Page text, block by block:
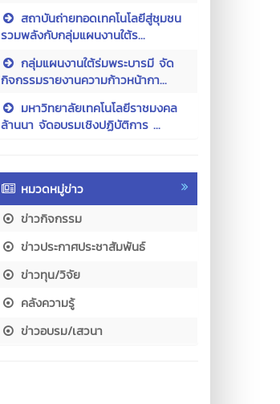
สถาบันถ่ายทอดเทคโนโลยีสู่ชุมชน
รวมพลังกับกลุ่มแผนงานใต้ร...
กลุ่มแผนงานใต้ร่มพระบารมี จัด
กิจกรรมรายงานความก้าวหน้ากา...
มหาวิทยาลัยเทคโนโลยีราชมงคล
ล้านนา จัดอบรมเชิงปฏิบัติการ ...
หมวดหมู่ข่าว
ข่าวกิจกรรม
ข่าวประกาศประชาสัมพันธ์
ข่าวทุน/วิจัย
คลังความรู้
ข่าวอบรม/เสวนา